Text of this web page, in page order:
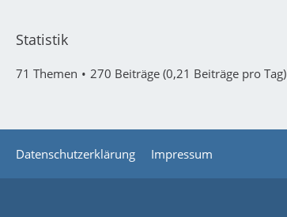
Statistik
71 Themen 270 Beiträge (0,21 Beiträge pro Tag)
Datenschutzerklärung Impressum